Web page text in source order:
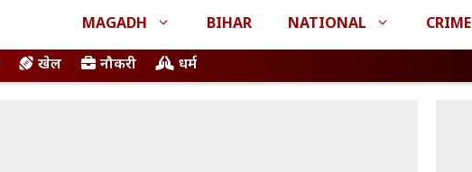
MAGADH BIHAR NATIONAL CRIME
खेल नौकरी धर्म